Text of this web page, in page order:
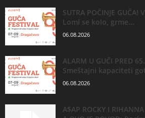
SUTRA POČINJE
Lomi se kolo, grme...
06.08.2026
ALARM U GUČI PRED
Smeštajni kapaciteti
06.08.2026
A$AP ROCKY I